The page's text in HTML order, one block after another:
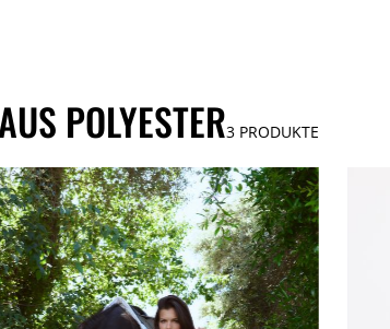
POLYESTER 3 PRODUKTE